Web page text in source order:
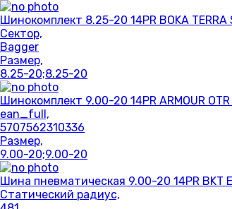
Шинокомплект 8.25-20 14PR BOKA TERRA
Сектор,
Bagger
Размер,
8.25-20;8.25-20
Шинокомплект 9.00-20 14PR ARMOUR
ean_full,
5707562310336
Размер,
9.00-20;9.00-20
Шина пневматическая 9.00-20 14PR BKT
Статический радиус,